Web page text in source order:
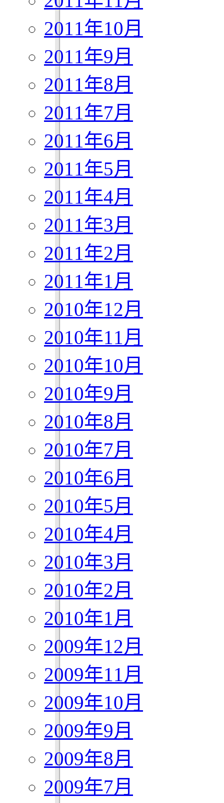
2011年10月
2011年9月
2011年8月
2011年7月
2011年6月
2011年5月
2011年4月
2011年3月
2011年2月
2011年1月
2010年12月
2010年11月
2010年10月
2010年9月
2010年8月
2010年7月
2010年6月
2010年5月
2010年4月
2010年3月
2010年2月
2010年1月
2009年12月
2009年11月
2009年10月
2009年9月
2009年8月
2009年7月